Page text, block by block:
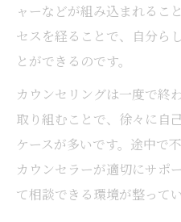
ャーなどが組み込まれるこ
セスを経ることで、自分ら
とができるのです。
カウンセリングは一度で終
取り組むことで、徐々に自
ケースが多いです。途中で
カウンセラーが適切にサポ
て相談できる環境が整ってい